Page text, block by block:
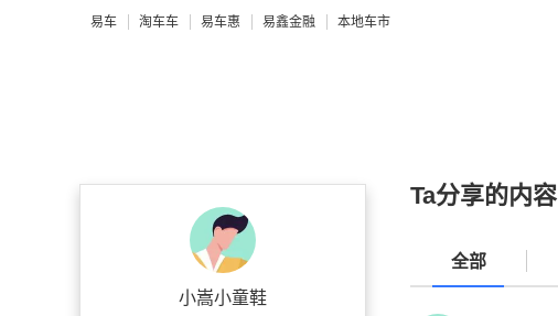
易车 淘车车 易车惠 易鑫金融 本地车市
小嵩小童鞋
Ta分享的内容
全部